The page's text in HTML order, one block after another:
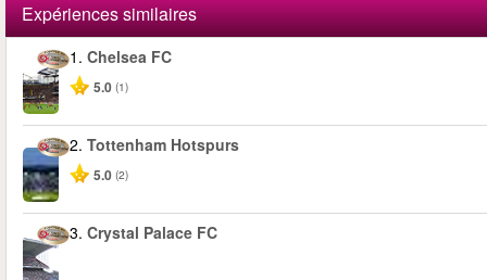
Expériences similaires
1. Chelsea FC
5.0 (1)
2. Tottenham Hotspurs
5.0 (2)
3. Crystal Palace FC